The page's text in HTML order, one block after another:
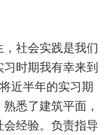
社会实践是我们
时期我有幸来到
近半年的实习期
悉了建筑平面，
经验。负责指导